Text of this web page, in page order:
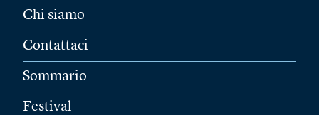
Chi siamo
Contattaci
Sommario
Festival